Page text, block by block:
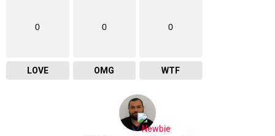
0
LOVE
0
OMG
0
WTF